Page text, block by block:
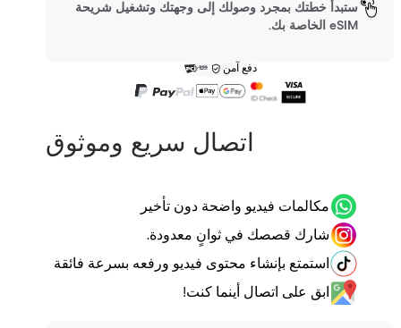
ستبدأ خطتك بمجرد وصولك إلى وجهتك وتشغيل شريحة
اتصال سريع وموثوق
مكالمات فيديو واضحة دون تأخير
شارك قصصك في ثوانٍ معدودة.
استمتع بإنشاء محتوى فيديو ورفعه بسرعة فائقة
ابق على اتصال أينما كنت!